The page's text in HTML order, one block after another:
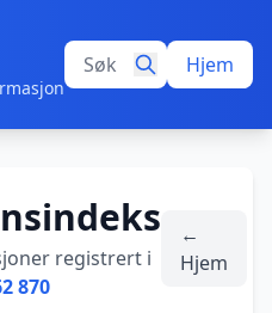
Hjem
registrert i
870
←
Hjem